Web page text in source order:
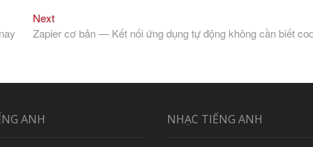
NextNext
post:
Zapier cơ bản — Kết nối ứng dụng tự động không cần biết
ANH NHẠC TIẾNG ANH